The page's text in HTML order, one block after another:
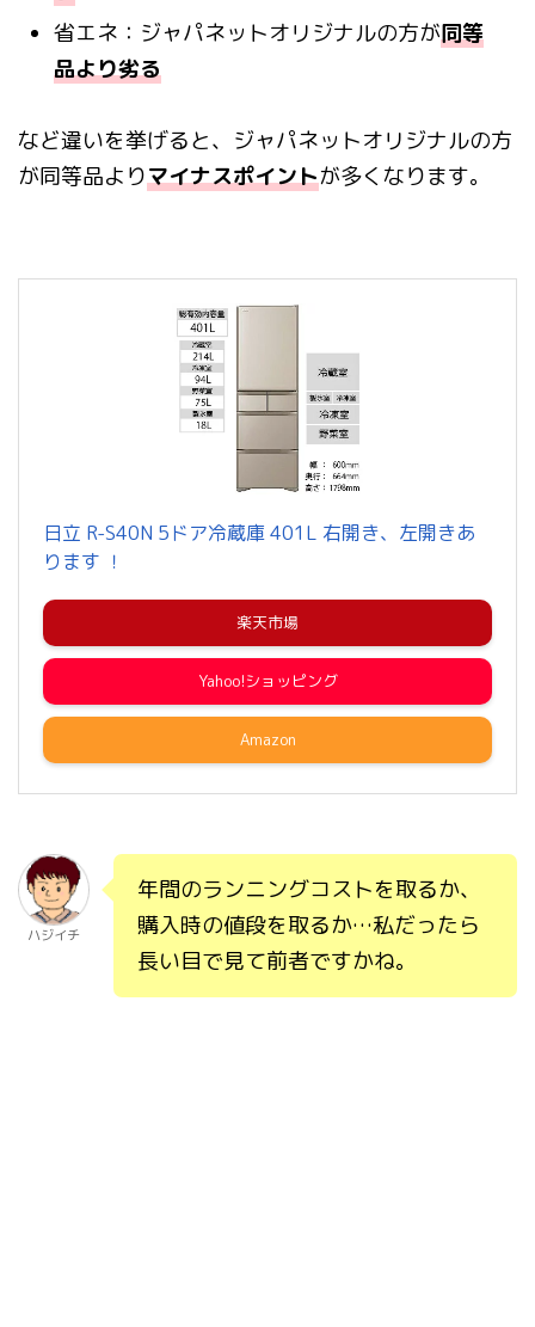
省エネ：ジャパネットオリジナルの方が同等
品より劣る
など違いを挙げると、ジャパネットオリジナルの方
が同等品よりマイナスポイントが多くなります。
日立 R-S40N 5ドア冷蔵庫 401L 右開き、左開きあ
ります ！
楽天市場
Yahoo!ショッピング
Amazon
ハジイチ
年間のランニングコストを取るか、
購入時の値段を取るか…私だったら
長い目で見て前者ですかね。